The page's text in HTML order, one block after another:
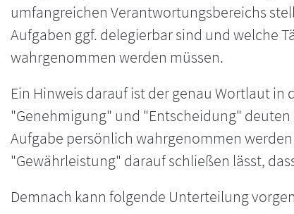
umfangreichen Verantwortungsbereichs
Aufgaben ggf. delegierbar sind und welche
wahrgenommen werden müssen.
Ein Hinweis darauf ist der genau Wortlaut in
"Genehmigung" und "Entscheidung"
Aufgabe persönlich wahrgenommen
"Gewährleistung" darauf schließen lässt,
Demnach kann folgende Unterteilung